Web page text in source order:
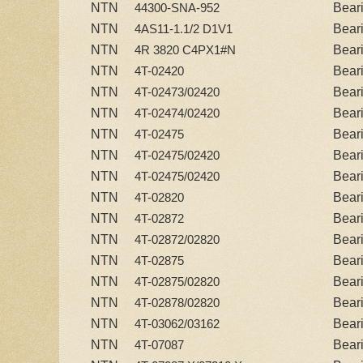
NTN 44300-SNA-952
NTN
4AS11-1.1/2 D1V1
NTN
4R 3820 C4PX1#N
NTN
4T-02420
NTN
4T-02473/02420
NTN
4T-02474/02420
NTN
4T-02475
NTN
4T-02475/02420
NTN
4T-02475/02420
NTN
4T-02820
NTN
4T-02872
NTN
4T-02872/02820
NTN
4T-02875
NTN
4T-02875/02820
NTN
4T-02878/02820
NTN
4T-03062/03162
NTN
4T-07087